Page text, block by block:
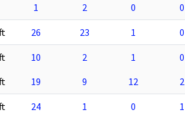
1 2 0 0
26 23 1 0
10 2 1 0
19 9 12 2
24 1 0 1